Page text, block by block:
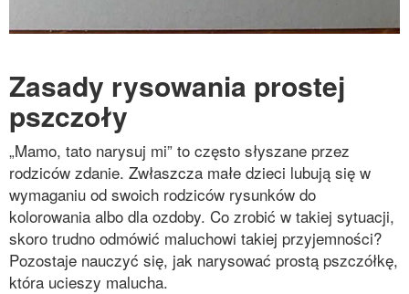
Zasady rysowania prostej
pszczoły
„Mamo, tato narysuj mi” to często słyszane przez
rodziców zdanie. Zwłaszcza małe dzieci lubują się w
wymaganiu od swoich rodziców rysunków do
kolorowania albo dla ozdoby. Co zrobić w takiej sytuacji,
skoro trudno odmówić maluchowi takiej przyjemności?
Pozostaje nauczyć się, jak narysować prostą pszczółkę,
która ucieszy malucha.